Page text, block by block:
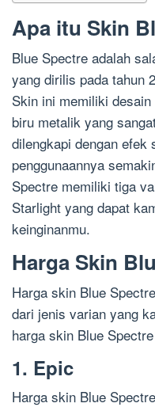
Apa itu Skin
Blue Spectre adalah
yang dirilis pada tahun
Skin ini memiliki
biru metalik yang
dilengkapi dengan efek
penggunaannya
Spectre memiliki tiga
Starlight yang dapat
keinginanmu.
Harga Skin
Harga skin Blue
dari jenis varian yang
harga skin Blue
1. Epic
Harga skin Blue